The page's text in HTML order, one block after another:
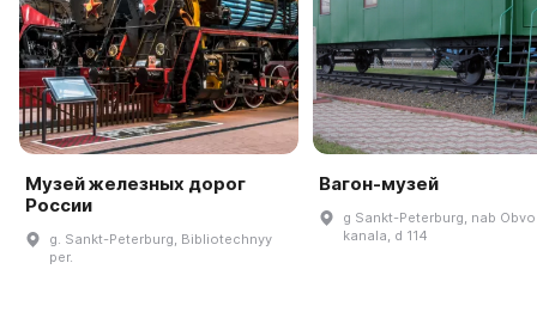
Музей железных дорог
России
g. Sankt-Peterburg, Bibliotechnyy
per.
Вагон-музей
g Sankt-Peterburg, nab
kanala, d 114